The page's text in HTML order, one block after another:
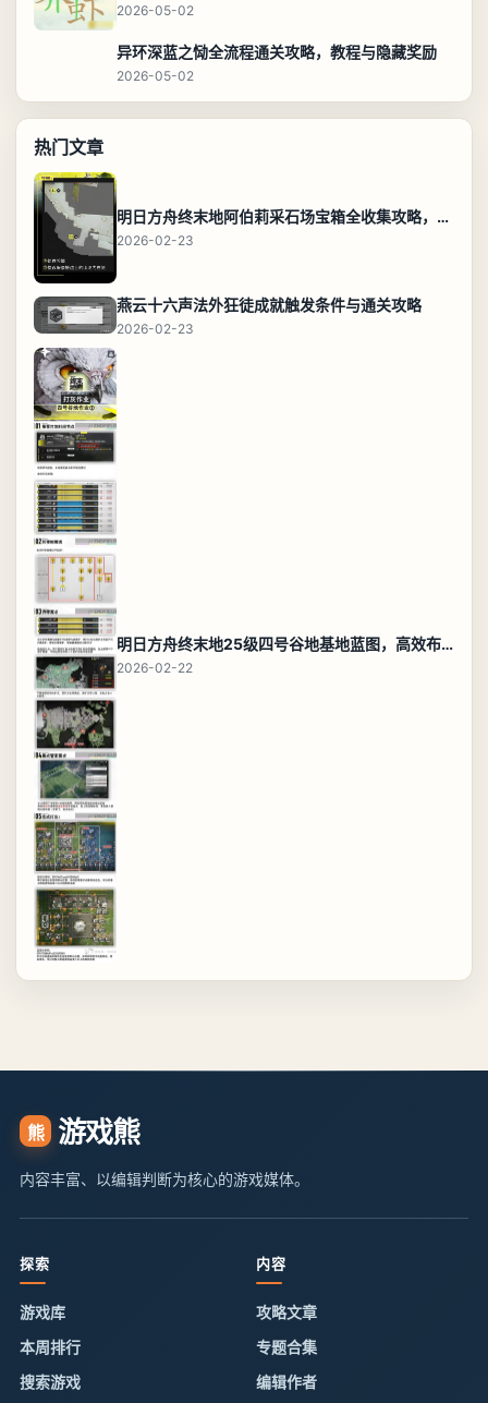
2026-05-02
异环深蓝之恸全流程通关攻略，教程与隐藏奖励
2026-05-02
热门文章
明日方舟终末地阿伯莉采石场宝箱全收集攻略，全点位分布图与路线
2026-02-23
燕云十六声法外狂徒成就触发条件与通关攻略
2026-02-23
明日方舟终末地25级四号谷地基地蓝图，高效布局规划
2026-02-22
熊 游戏熊
内容丰富、以编辑判断为核心的游戏媒体。
探索
游戏库
本周排行
搜索游戏
内容
攻略文章
专题合集
编辑作者